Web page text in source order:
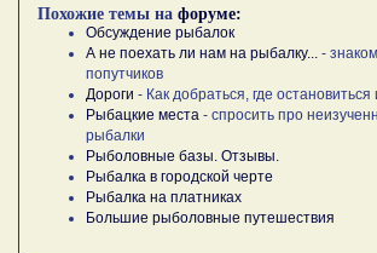
Похожие темы на форуме:
Обсуждение рыбалок
А не поехать ли нам на рыбалку...
-
попутчиков
Дороги - Как добраться, где остановиться
Рыбацкие места - спросить про
рыбалки
Рыболовные базы. Отзывы.
Рыбалка в городской черте
Рыбалка на платниках
Большие рыболовные путешествия